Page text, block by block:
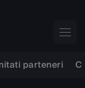
parteneri